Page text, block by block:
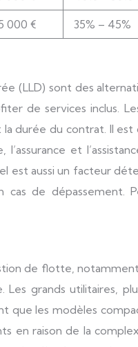
000 € 35% – 45%
(LLD) sont des
de services inclus.
durée du contrat. Il est
et
est aussi un facteur
de dépassement.
de flotte,
Les grands utilitaires,
que les modèles
en raison de la